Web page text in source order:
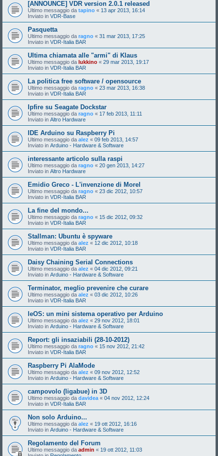
[ANNOUNCE] VDR version 2.0.1 released
Ultimo messaggio da tapino « 13 apr 2013, 16:14
Inviato in VDR-Base
Pasquetta
Ultimo messaggio da ragno « 31 mar 2013, 17:25
Inviato in VDR-Italia BAR
Ultima chiamata alle "armi" di Klaus
Ultimo messaggio da lukkino « 29 mar 2013, 19:17
Inviato in VDR-Italia BAR
La politica free software / opensource
Ultimo messaggio da ragno « 23 mar 2013, 16:38
Inviato in VDR-Italia BAR
Ipfire su Seagate Dockstar
Ultimo messaggio da ragno « 17 feb 2013, 11:11
Inviato in Altro Hardware
IDE Arduino su Raspberry Pi
Ultimo messaggio da alez « 09 feb 2013, 14:57
Inviato in Arduino - Hardware & Software
interessante articolo sulla raspi
Ultimo messaggio da ragno « 20 gen 2013, 14:27
Inviato in Altro Hardware
Emidio Greco - L'invenzione di Morel
Ultimo messaggio da ragno « 23 dic 2012, 10:57
Inviato in VDR-Italia BAR
La fine del mondo...
Ultimo messaggio da ragno « 15 dic 2012, 09:32
Inviato in VDR-Italia BAR
Stallman: Ubuntu è spyware
Ultimo messaggio da alez « 12 dic 2012, 10:18
Inviato in VDR-Italia BAR
Daisy Chaining Serial Connections
Ultimo messaggio da alez « 04 dic 2012, 09:21
Inviato in Arduino - Hardware & Software
Terminator, meglio prevenire che curare
Ultimo messaggio da alez « 03 dic 2012, 10:26
Inviato in VDR-Italia BAR
leOS: un mini sistema operativo per Arduino
Ultimo messaggio da alez « 29 nov 2012, 18:01
Inviato in Arduino - Hardware & Software
Report: gli insaziabili (28-10-2012)
Ultimo messaggio da ragno « 15 nov 2012, 21:42
Inviato in VDR-Italia BAR
Raspberry Pi AlaMode
Ultimo messaggio da alez « 09 nov 2012, 12:52
Inviato in Arduino - Hardware & Software
campovolo (ligabue) in 3D
Ultimo messaggio da davidea « 04 nov 2012, 12:24
Inviato in VDR-Italia BAR
Non solo Arduino...
Ultimo messaggio da alez « 19 ott 2012, 16:16
Inviato in Arduino - Hardware & Software
Regolamento del Forum
Ultimo messaggio da admin « 19 ott 2012, 11:03